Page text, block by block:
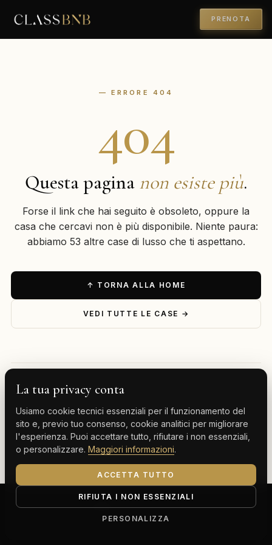
PRENOTA
— ERRORE 404
404
Questa pagina non esiste più.
Forse il link che hai seguito è obsoleto, oppure la
casa che cercavi non è più disponibile. Niente paura:
abbiamo 53 altre case di lusso che ti aspettano.
↑ TORNA ALLA HOME
VEDI TUTTE LE CASE →
— ESPLORA PER DESTINAZIONE
Milano Cervinia Tenerife Gran Canaria
Monte Carlo
Corso Buenos Aires 64, 20124 Milano (MI)
La tua privacy conta
Usiamo cookie tecnici essenziali per il funzionamento del
sito e, previo tuo consenso, cookie analitici per migliorare
l'esperienza. Puoi accettare tutto, rifiutare i non essenziali,
o personalizzare. Maggiori informazioni.
ACCETTA TUTTO
RIFIUTA I NON ESSENZIALI
PERSONALIZZA